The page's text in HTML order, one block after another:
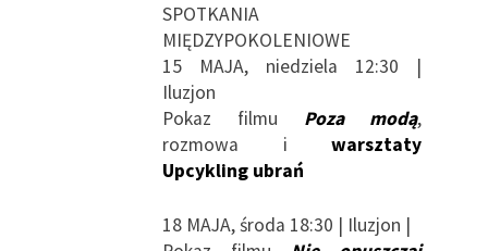
SPOTKANIA
MIĘDZYPOKOLENIOWE
15 MAJA, niedziela 12:30 |
Iluzjon
Pokaz filmu Poza modą,
rozmowa iwarsztaty
Upcykling ubrań
18 MAJA, środa 18:30 | Iluzjon |